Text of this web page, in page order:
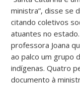
ministra”, disse se
citando coletivos
atuantes no
professora Joana
ao palco um grupo
indígenas. Quatro
documento à